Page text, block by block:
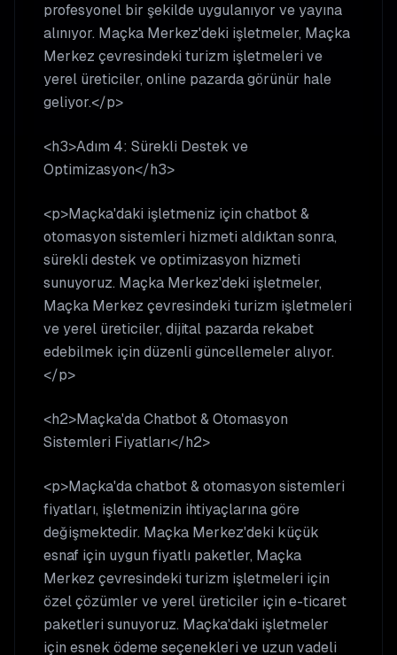
profesyonel bir şekilde uygulanıyor ve yayına
alınıyor. Maçka Merkez'deki işletmeler, Maçka
Merkez çevresindeki turizm işletmeleri ve
yerel üreticiler, online pazarda görünür hale
geliyor.</p>
<h3>Adım 4: Sürekli Destek ve
Optimizasyon</h3>
<p>Maçka'daki işletmeniz için chatbot &
otomasyon sistemleri hizmeti aldıktan sonra,
sürekli destek ve optimizasyon hizmeti
sunuyoruz. Maçka Merkez'deki işletmeler,
Maçka Merkez çevresindeki turizm işletmeleri
ve yerel üreticiler, dijital pazarda rekabet
edebilmek için düzenli güncellemeler alıyor.
</p>
<h2>Maçka'da Chatbot & Otomasyon
Sistemleri Fiyatları</h2>
<p>Maçka'da chatbot & otomasyon sistemleri
fiyatları, işletmenizin ihtiyaçlarına göre
değişmektedir. Maçka Merkez'deki küçük
esnaf için uygun fiyatlı paketler, Maçka
Merkez çevresindeki turizm işletmeleri için
özel çözümler ve yerel üreticiler için e-ticaret
paketleri sunuyoruz. Maçka'daki işletmeler
için esnek ödeme seçenekleri ve uzun vadeli